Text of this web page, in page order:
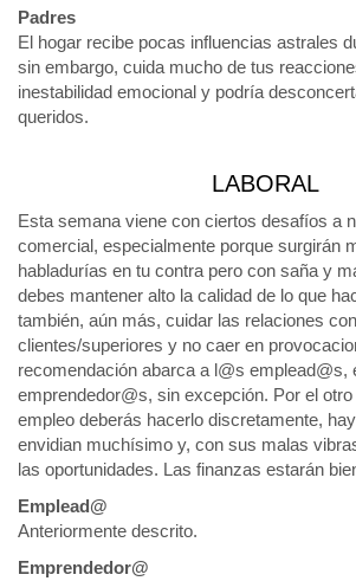
Padres
El hogar recibe pocas influencias astrales
sin embargo, cuida mucho de tus
inestabilidad emocional y podría
queridos.
LABORAL
Esta semana viene con ciertos desafíos a
comercial, especialmente porque surgirán
habladurías en tu contra pero con saña y
debes mantener alto la calidad de lo que
también, aún más, cuidar las relaciones
clientes/superiores y no caer en
recomendación abarca a l@s emplead@s,
emprendedor@s, sin excepción. Por el
empleo deberás hacerlo discretamente,
envidian muchísimo y, con sus malas
las oportunidades. Las finanzas estarán
Emplead@
Anteriormente descrito.
Emprendedor@